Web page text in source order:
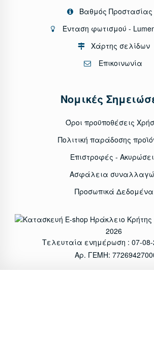
Βαθμός Προστασίας
Ένταση φωτισμού -
Χάρτης σελίδων
Επικοινωνία
Νομικές
Όροι προϋποθέσεις
Πολιτική παράδοσης
Επιστροφές -
Ασφάλεια
Προσωπικά Δεδομένα
2026
Τελευταία ενημέρωση : 07-08-
Αρ. ΓΕΜΗ: